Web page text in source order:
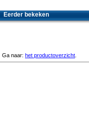
Eerder bekeken
Ga naar: het productoverzicht